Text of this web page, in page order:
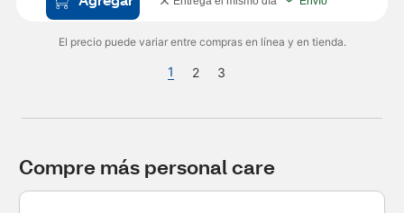
El precio puede variar entre compras en línea y en tienda.
1 2 3
Compre más personal care